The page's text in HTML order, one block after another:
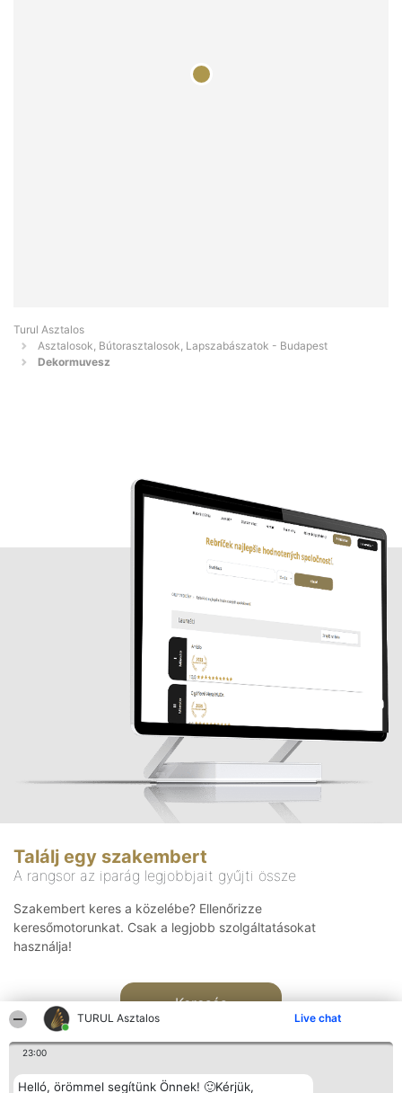
TURUL Asztalos Live chat
23:00
Helló, örömmel segítünk Önnek! 🙂Kérjük,
Turul Asztalos
Asztalosok, Bútorasztalosok, Lapszabászatok - Budapest
Dekormuvesz
Találj egy szakembert
A rangsor az iparág legjobbjait gyűjti össze
Szakembert keres a közelébe? Ellenőrizze
keresőmotorunkat. Csak a legjobb szolgáltatásokat
használja!
Keresés